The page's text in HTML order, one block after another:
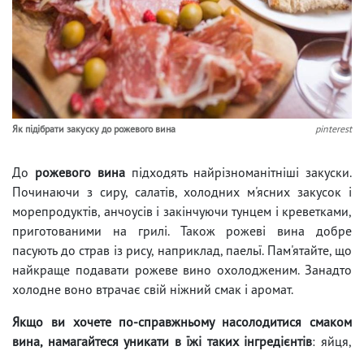
Як підібрати закуску до рожевого вина pinterest
До рожевого вина підходять найрізноманітніші закуски.
Починаючи з сиру, салатів, холодних м'ясних закусок і
морепродуктів, анчоусів і закінчуючи тунцем і креветками,
приготованими на грилі. Також рожеві вина добре
пасують до страв із рису, наприклад, паельї. Пам'ятайте, що
найкраще подавати рожеве вино охолодженим. Занадто
холодне воно втрачає свій ніжний смак і аромат.
Якщо ви хочете по-справжньому насолодитися смаком
вина, намагайтеся уникати в їжі таких інгредієнтів: яйця,